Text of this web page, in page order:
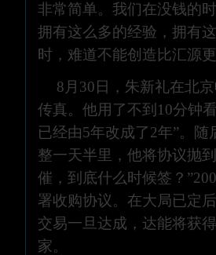
非常简单。我们在没钱的
拥有这么多的经验，拥有
时，难道不能创造比汇源
8月30日，朱新礼在北
传真。他用了不到10分钟
已经由5年改成了2年”。
整一天半里，他将协议抛
催，到底什么时候签？
署收购协议。在大局已定
交易一旦达成，达能将获
家。